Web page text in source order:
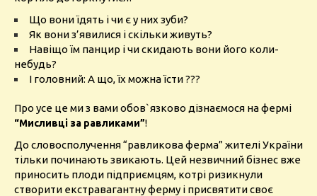
Що вони їдять і чи є у них зуби?
Як вони з’явилися і скільки живуть?
Навіщо їм панцир і чи скидають вони його коли-
небудь?
І головний: А що, їх можна їсти ???
Про усе це ми з вами обов`язково дізнаємося на фермі
“Мисливці за равликами”!
До словосполучення “равликова ферма” жителі України
тільки починають звикають. Цей незвичний бізнес вже
приносить плоди підприємцям, котрі ризикнули
створити екстравагантну ферму і присвятити своє